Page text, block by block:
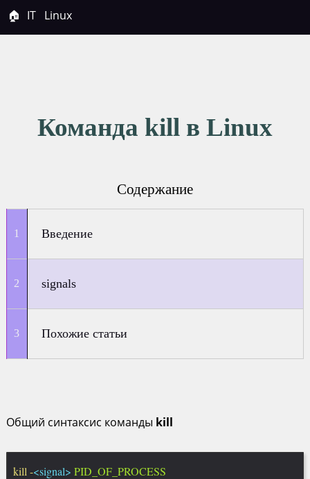
🏠 IT Linux
Команда kill в Linux
Содержание
Введение
signals
Похожие статьи
Общий синтаксис команды kill
kill -<signal> PID_OF_PROCESS